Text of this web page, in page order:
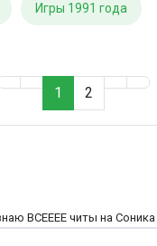
Игры 1991 года
1
2
ВСЕЕЕЕ читы на